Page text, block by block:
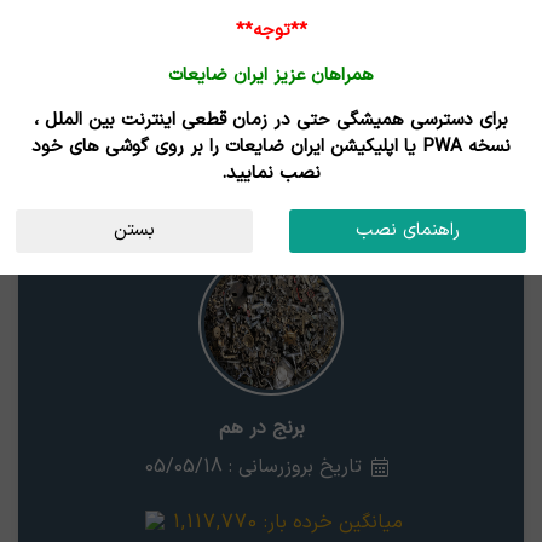
نتایج جستجوی قیمت
برنج در هم
تاریخ بروزرسانی : 05/05/18
میانگین خرده بار: 1,117,770
**توجه**
همراهان عزیز ایران ضایعات
برای دسترسی همیشگی حتی در زمان قطعی اینترنت بین الملل ،
نسخه PWA یا اپلیکیشن ایران ضایعات را بر روی گوشی های خود
نصب نمایید.
راهنمای نصب بستن